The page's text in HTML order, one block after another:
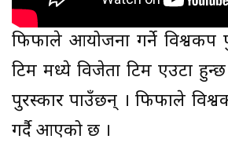
फिफाले आयोजना गर्ने
टिम मध्ये विजेता टिम एउटा
पुरस्कार पाउँछन् । फिफाले
गर्दै आएको छ ।